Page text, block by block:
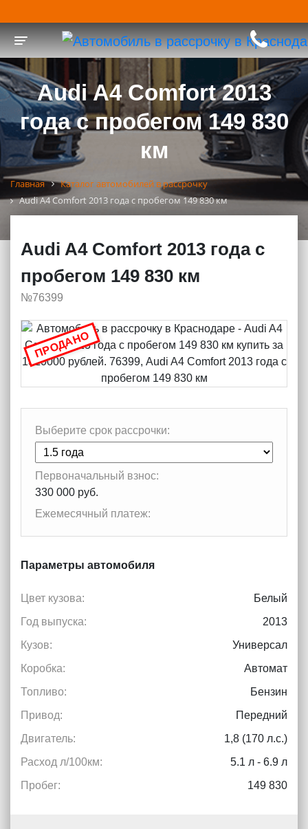
Toggle navigation
Audi A4 Comfort 2013
года с пробегом 149 830
км
Главная
Каталог автомобилей в рассрочку
Audi A4 Comfort 2013 года с пробегом 149 830 км
Audi A4 Comfort 2013 года с
пробегом 149 830 км
№76399
Выберите срок рассрочки:
Первоначальный взнос:
330 000 руб.
Ежемесячный платеж:
Параметры автомобиля
Цвет кузова:
Белый
Год выпуска:
2013
Кузов:
Универсал
Коробка:
Автомат
Топливо:
Бензин
Привод:
Передний
Двигатель:
1,8 (170 л.с.)
Расход л/100км:
5.1 л - 6.9 л
Пробег:
149 830
ПРОДАНО